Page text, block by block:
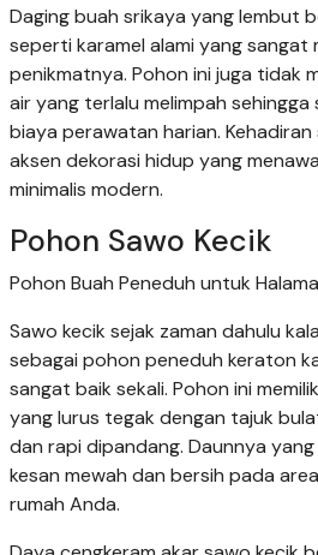
Daging buah srikaya yang lembut
seperti karamel alami yang sangat
penikmatnya. Pohon ini juga tidak
air yang terlalu melimpah
biaya perawatan harian.
aksen dekorasi hidup yang
minimalis modern.
Pohon Sawo Kecik
Pohon Buah Peneduh untuk
Sawo kecik sejak zaman dahulu
sebagai pohon peneduh keraton
sangat baik sekali. Pohon ini
yang lurus tegak dengan tajuk
dan rapi dipandang. Daunnya
kesan mewah dan bersih pada
rumah Anda.